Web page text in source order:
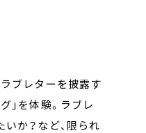
ブレターを披露す
」を体験。ラブレ
か？など、限られ